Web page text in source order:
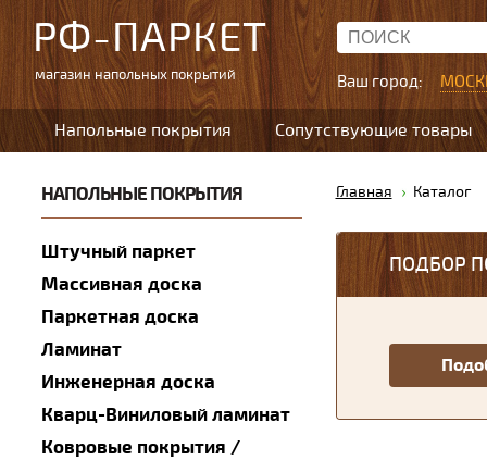
РФ-ПАРКЕТ
магазин напольных покрытий Ваш город:
Напольные покрытия Сопутствующие товары
НАПОЛЬНЫЕ ПОКРЫТИЯ
Штучный паркет
Массивная доска
Паркетная доска
Ламинат
Инженерная доска
Кварц-Виниловый ламинат
Ковровые покрытия /
Главная Каталог
ПОДБОР